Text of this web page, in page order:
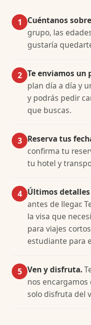
1 Cuéntanos
grupo, las
gustaría
2 Te enviamos un
plan día a día y
y podrás pedir
que buscas.
3 Reserva tus
confirma tu
tu hotel y
4 Últimos
antes de llegar.
la visa que
para viajes
estudiante para
5 Ven y disfruta.
nos
solo disfruta del